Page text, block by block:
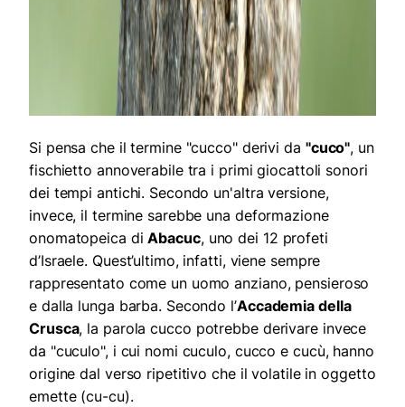
Si pensa che il termine "cucco" derivi da "cuco", un
fischietto annoverabile tra i primi giocattoli sonori
dei tempi antichi. Secondo un'altra versione,
invece, il termine sarebbe una deformazione
onomatopeica diAbacuc, uno dei 12 profeti
d’Israele. Quest’ultimo, infatti, viene sempre
rappresentato come un uomo anziano, pensieroso
e dalla lunga barba. Secondo l’Accademia della
Crusca, la parola cucco potrebbe derivare invece
da "cuculo", i cui nomi cuculo, cucco e cucù, hanno
origine dal verso ripetitivo che il volatile in oggetto
emette (cu-cu).